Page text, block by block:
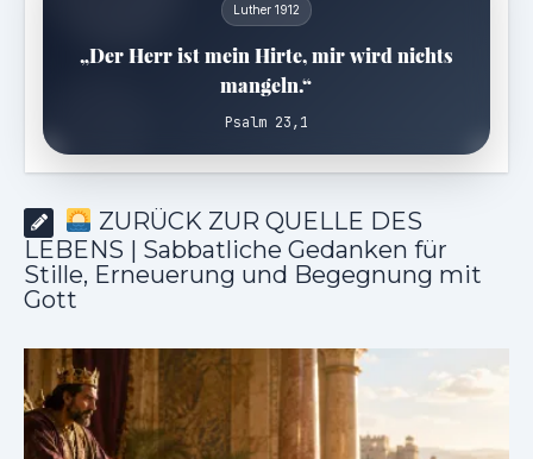
Luther 1912
„Der Herr ist mein Hirte, mir wird nichts
mangeln.“
Psalm 23,1
ZURÜCK ZUR QUELLE DES
LEBENS | Sabbatliche Gedanken für
Stille, Erneuerung und Begegnung mit
Gott